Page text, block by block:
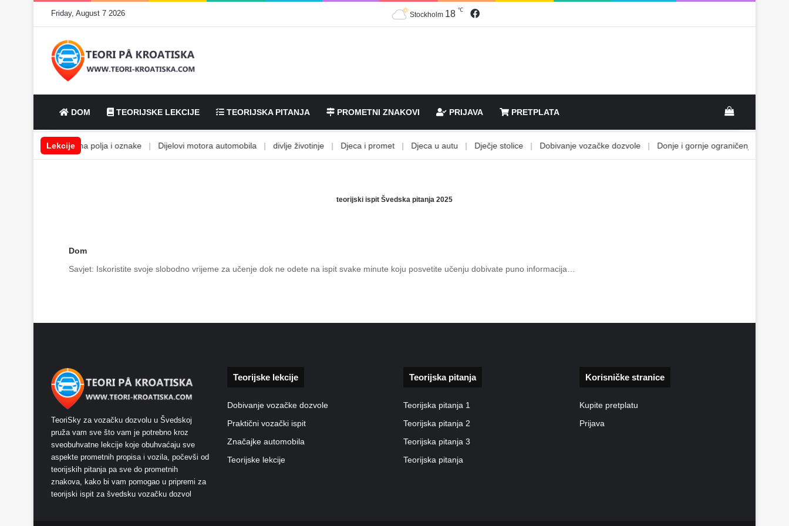
Friday, August 7 2026 Stockholm 18 ℃ Facebook
DOM TEORIJSKE LEKCIJE TEORIJSKA PITANJA PROMETNI ZNAKOVI PRIJAVA PRETPLATA View your
Lekcije
Cestovna polja i oznake | Dijelovi motora automobila | divlje životinje | Djeca i promet | Djeca u autu | Dječje stolice | Dobivanje vozačke dozvole | Donje i gornje ograničenje |
teorijski ispit Švedska pitanja 2025
Dom
Savjet: Iskoristite svoje slobodno vrijeme za učenje dok ne odete na ispit svake minute koju posvetite učenju dobivate puno informacija…
TeoriSky za vozačku dozvolu u Švedskoj
pruža vam sve što vam je potrebno kroz
sveobuhvatne lekcije koje obuhvaćaju sve
aspekte prometnih propisa i vozila, počevši od
teorijskih pitanja pa sve do prometnih
znakova, kako bi vam pomogao u pripremi za
teorijski ispit za švedsku vozačku dozvol
Teorijske lekcije
Dobivanje vozačke dozvole
Praktični vozački ispit
Značajke automobila
Teorijske lekcije
Teorijska pitanja
Teorijska pitanja 1
Teorijska pitanja 2
Teorijska pitanja 3
Teorijska pitanja
Korisničke stranice
Kupite pretplatu
Prijava